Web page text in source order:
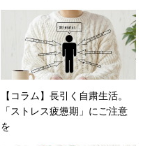
【コラム】長引く自粛生活。
「ストレス疲憊期」にご注意
を